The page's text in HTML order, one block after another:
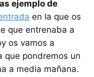
ejemplo de
en la que os
que entrenaba a
os vamos a
que pondremos un
a media mañana.